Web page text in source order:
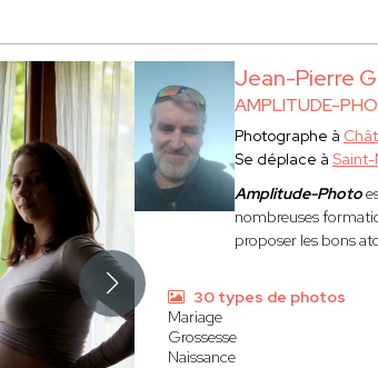
Jean-Pierre
AMPLITUDE-
Photographe à
Se déplace à Saint-
Amplitude-Photo
nombreuses
proposer les bons
30 types de photos
Mariage
Grossesse
Naissance